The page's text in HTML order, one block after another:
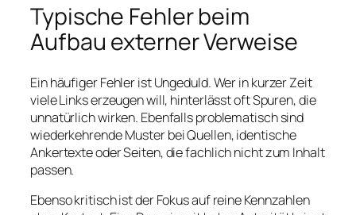
Typische Fehler beim
Aufbau externer Verweise
Ein häufiger Fehler ist Ungeduld. Wer in kurzer Zeit
viele Links erzeugen will, hinterlässt oft Spuren, die
unnatürlich wirken. Ebenfalls problematisch sind
wiederkehrende Muster bei Quellen, identische
Ankertexte oder Seiten, die fachlich nicht zum Inhalt
passen.
Ebenso kritisch ist der Fokus auf reine Kennzahlen